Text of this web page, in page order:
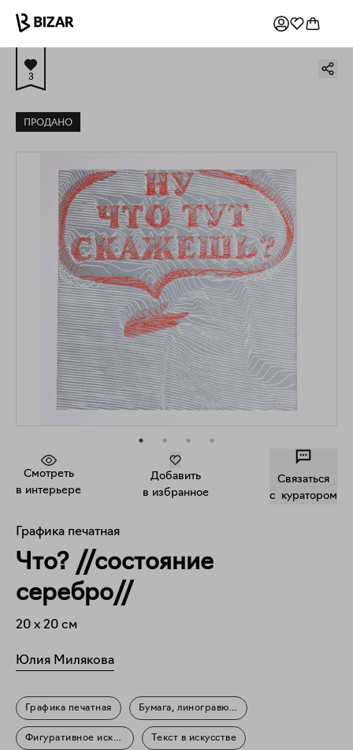
3
ПРОДАНО
Смотреть
в интерьере
Добавить
в избранное
Связаться
c куратором
Графика печатная
Что? //состояние
серебро//
20 x 20 см
Юлия Милякова
Графика печатная Бумага, линогравюра
Фигуративное искусство Текст в искусстве